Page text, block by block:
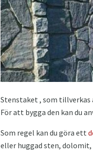
Stenstaket , som tillverkas
För att bygga den kan du
Som regel kan du göra ett
eller huggad sten,